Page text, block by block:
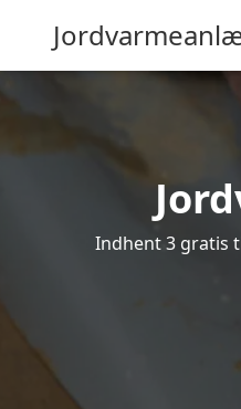
Indhent 3 gratis